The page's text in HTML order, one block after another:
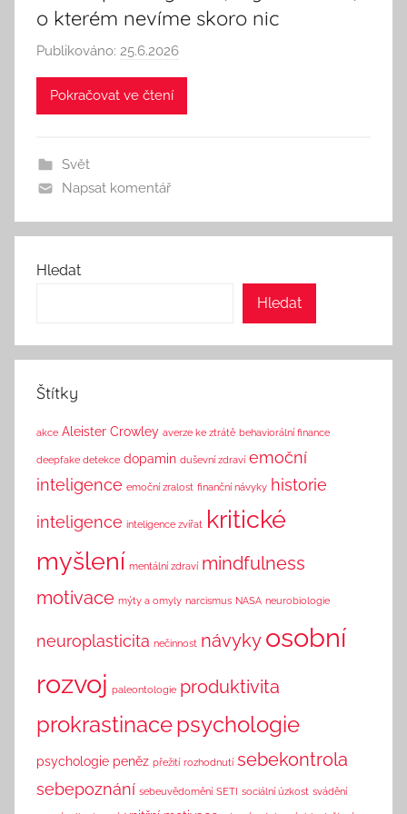
o kterém nevíme skoro nic
Publikováno: 25.6.2026
u
e
T
n
k
Pokračovat ve čtení
Svět
Napsat komentář
Hledat
Hledat
Štítky
akce Aleister Crowley averze ke ztrátě behaviorální finance
deepfake detekce dopamin duševní zdraví emoční
inteligence emoční zralost finanční návyky historie
inteligence inteligence zvířat kritické
myšlení mentální zdraví mindfulness
motivace mýty a omyly narcismus NASA neurobiologie
neuroplasticita nečinnost návyky osobní
rozvoj paleontologie produktivita
prokrastinacepsychologie
psychologie peněz přežití rozhodnutí sebekontrola
sebepoznání sebeuvědomění SETI sociální úzkost svádění